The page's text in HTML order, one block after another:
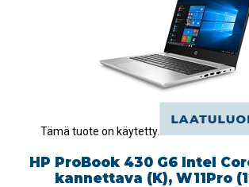
Tämä tuote on käytetty.
HP ProBook 430 G6 Intel
kannettava (K), W11Pro